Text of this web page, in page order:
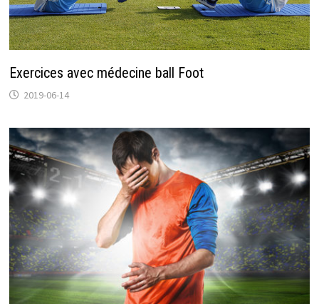
Exercices avec médecine ball Foot
2019-06-14